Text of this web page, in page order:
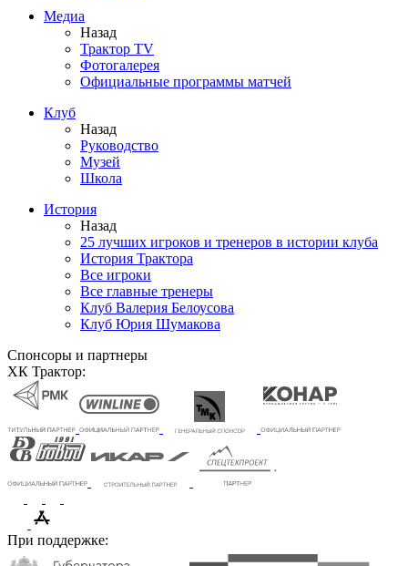
Медиа
Назад
Трактор TV
Фотогалерея
Официальные программы матчей
Клуб
Назад
Руководство
Музей
Школа
История
Назад
25 лучших игроков и тренеров в истории клуба
История Трактора
Все игроки
Все главные тренеры
Клуб Валерия Белоусова
Клуб Юрия Шумакова
Спонсоры и партнеры
ХК Трактор:
При поддержке: